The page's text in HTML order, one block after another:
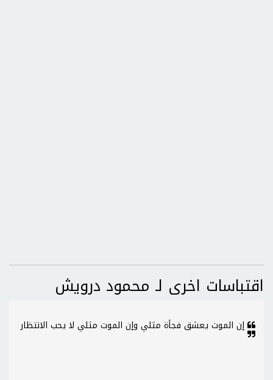
اقتباسات اخرى لـ محمود درويش
إن الموت يعشق فجأة مثلي وإن الموت مثلي لا يحب الانتظار